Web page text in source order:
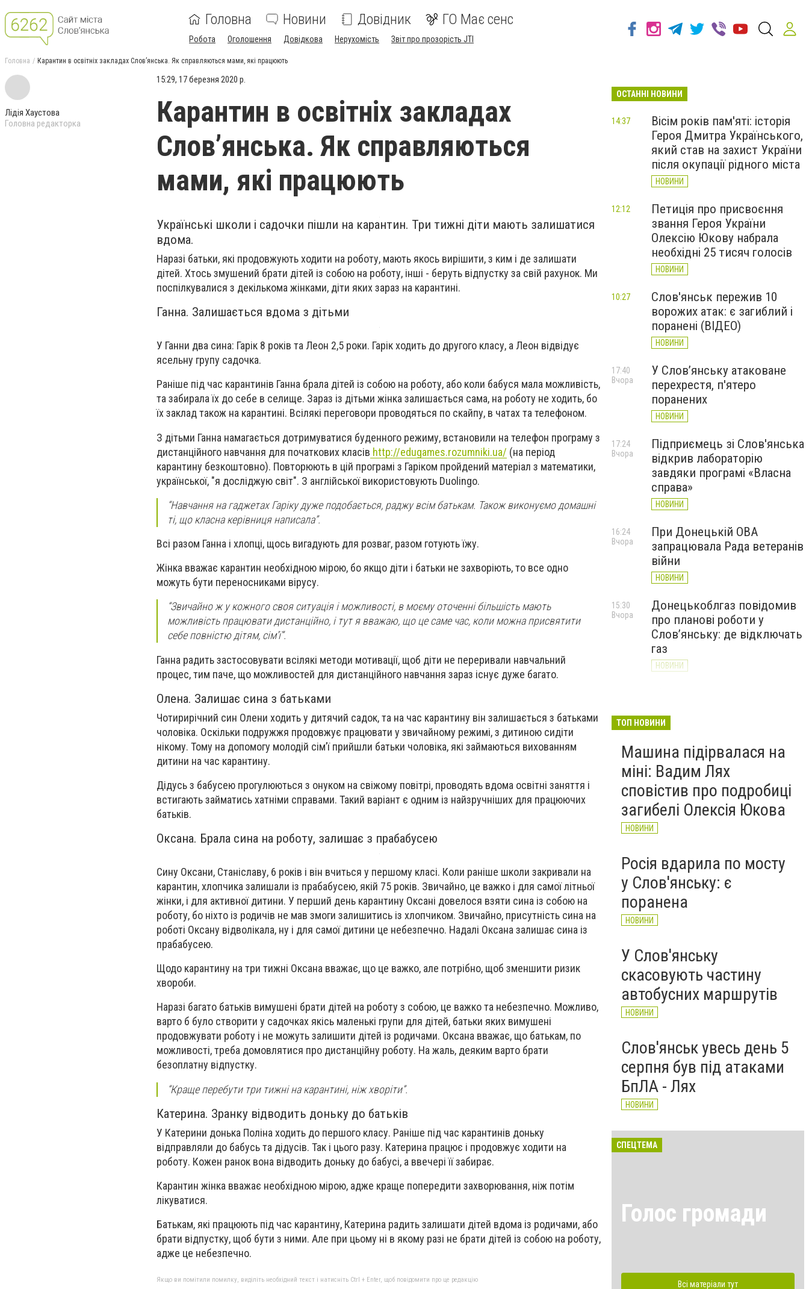
Головна Новини Довідник ГО Має сенс
Робота Оголошення Довідкова Нерухомість Звіт про прозорість JTI
Головна Карантин в освітніх закладах Слов’янська. Як справляються мами, які працюють
Лідія Хаустова
Головна редакторка
15:29, 17 березня 2020 р.
Карантин в освітніх закладах
Слов’янська. Як справляються
мами, які працюють
Українські школи і садочки пішли на карантин. Три тижні діти мають залишатися
вдома.
Наразі батьки, які продовжують ходити на роботу, мають якось вирішити, з ким і де залишати
дітей. Хтось змушений брати дітей із собою на роботу, інші - беруть відпустку за свій рахунок. Ми
поспілкувалися з декількома жінками, діти яких зараз на карантині.
Ганна. Залишається вдома з дітьми
У Ганни два сина: Гарік 8 років та Леон 2,5 роки. Гарік ходить до другого класу, а Леон відвідує
ясельну групу садочка.
Раніше під час карантинів Ганна брала дітей із собою на роботу, або коли бабуся мала можливість,
та забирала їх до себе в селище. Зараз із дітьми жінка залишається сама, на роботу не ходить, бо
їх заклад також на карантині. Всілякі переговори проводяться по скайпу, в чатах та телефоном.
З дітьми Ганна намагається дотримуватися буденного режиму, встановили на телефон програму з
дистанційного навчання для початкових класів http://edugames.rozumniki.ua/ (на період
карантину безкоштовно). Повторюють в цій програмі з Гаріком пройдений матеріал з математики,
української, "я досліджую світ". З англійської використовують Duolingo.
“Навчання на гаджетах Гаріку дуже подобається, раджу всім батькам. Також виконуємо домашні
ті, що класна керівниця написала”.
Всі разом Ганна і хлопці, щось вигадують для розваг, разом готують їжу.
Жінка вважає карантин необхідною мірою, бо якщо діти і батьки не захворіють, то все одно
можуть бути переносниками вірусу.
“Звичайно ж у кожного своя ситуація і можливості, в моєму оточенні більшість мають
можливість працювати дистанційно, і тут я вважаю, що це саме час, коли можна присвятити
себе повністю дітям, сім'ї”.
Ганна радить застосовувати всілякі методи мотивації, щоб діти не переривали навчальний
процес, тим паче, що можливостей для дистанційного навчання зараз існує дуже багато.
Олена. Залишає сина з батьками
Чотирирічний син Олени ходить у дитячий садок, та на час карантину він залишається з батьками
чоловіка. Оскільки подружжя продовжує працювати у звичайному режимі, з дитиною сидіти
нікому. Тому на допомогу молодій сім’ї прийшли батьки чоловіка, які займаються вихованням
дитини на час карантину.
Дідусь з бабусею прогулюються з онуком на свіжому повітрі, проводять вдома освітні заняття і
встигають займатись хатніми справами. Такий варіант є одним із найзручніших для працюючих
батьків.
Оксана. Брала сина на роботу, залишає з прабабусею
Сину Оксани, Станіславу, 6 років і він вчиться у першому класі. Коли раніше школи закривали на
карантин, хлопчика залишали із прабабусею, якій 75 років. Звичайно, це важко і для самої літньої
жінки, і для активної дитини. У перший день карантину Оксані довелося взяти сина із собою на
роботу, бо ніхто із родичів не мав змоги залишитись із хлопчиком. Звичайно, присутність сина на
роботі Оксану відволікала, ну і для самої дитини це небезпечно. Надалі Оксана залишає сина із
прабабусею.
Щодо карантину на три тижні Оксана вважає, що це важко, але потрібно, щоб зменшити ризик
хвороби.
Наразі багато батьків вимушені брати дітей на роботу з собою, це важко та небезпечно. Можливо,
варто б було створити у садочках якісь маленькі групи для дітей, батьки яких вимушені
продовжувати роботу і не можуть залишити дітей із родичами. Оксана вважає, що батькам, по
можливості, треба домовлятися про дистанційну роботу. На жаль, деяким варто брати
безоплатну відпустку.
“Краще перебути три тижні на карантині, ніж хворіти”.
Катерина. Зранку відводить доньку до батьків
У Катерини донька Поліна ходить до першого класу. Раніше під час карантинів доньку
відправляли до бабусь та дідусів. Так і цього разу. Катерина працює і продовжує ходити на
роботу. Кожен ранок вона відводить доньку до бабусі, а ввечері її забирає.
Карантин жінка вважає необхідною мірою, адже краще попередити захворювання, ніж потім
лікуватися.
Батькам, які працюють під час карантину, Катерина радить залишати дітей вдома із родичами, або
брати відпустку, щоб бути з ними. Але при цьому ні в якому разі не брати дітей із собою на роботу,
адже це небезпечно.
Якщо ви помітили помилку, виділіть необхідний текст і натисніть Ctrl + Enter, щоб повідомити про це редакцію
ОСТАННІ НОВИНИ
Вісім років пам'яті: історія
Героя Дмитра Українського,
який став на захист України
після окупації рідного міста
НОВИНИ
14:37
Петиція про присвоєння
звання Героя України
Олексію Юкову набрала
необхідні 25 тисяч голосів
НОВИНИ
12:12
Слов'янськ пережив 10
ворожих атак: є загиблий і
поранені (ВІДЕО)
НОВИНИ
10:27
У Слов’янську атаковане
перехрестя, п'ятеро
поранених
НОВИНИ
17:40
Вчора
Підприємець зі Слов'янська
відкрив лабораторію
завдяки програмі «Власна
справа»
НОВИНИ
17:24
Вчора
При Донецькій ОВА
запрацювала Рада ветеранів
війни
НОВИНИ
16:24
Вчора
Донецькоблгаз повідомив
про планові роботи у
Слов’янську: де відключать
газ
НОВИНИ
15:30
Вчора
долучилися до відбудови
НОВИНИ
ТОП НОВИНИ
Машина підірвалася на
міні: Вадим Лях
сповістив про подробиці
загибелі Олексія Юкова
НОВИНИ
Росія вдарила по мосту
у Слов'янську: є
поранена
НОВИНИ
У Слов'янську
скасовують частину
автобусних маршрутів
НОВИНИ
Слов'янськ увесь день 5
серпня був під атаками
БпЛА - Лях
НОВИНИ
СПЕЦТЕМА
Голос громади
Всі матеріали тут